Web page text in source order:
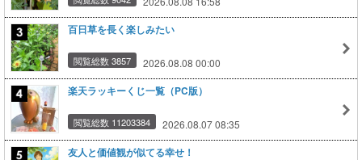
百日草を長く楽しみたい
閲覧総数 3857 2026.08.08 00:00
楽天ラッキーくじ一覧（PC版）
閲覧総数 11203384 2026.08.07 08:35
友人と価値観が似てる幸せ！